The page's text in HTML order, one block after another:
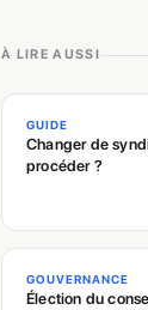
À LIRE AUSSI
GUIDE
Changer de
procéder ?
GOUVERNANCE
Élection du